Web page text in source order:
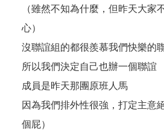
（雖然不知為什麼，但昨天大家
心）
沒聯誼組的都很羨慕我們快樂的
所以我們決定自己也辦一個聯誼
成員是昨天那團原班人馬
因為我們排外性很強，打定主意
個屁）